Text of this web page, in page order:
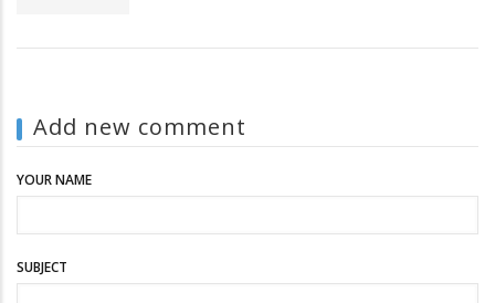
Add new comment
YOUR NAME
SUBJECT